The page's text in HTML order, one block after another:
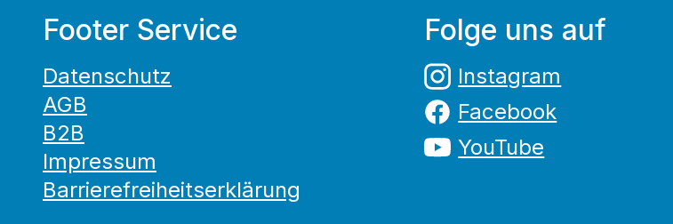
Footer Service
Datenschutz
AGB
B2B
Impressum
Barrierefreiheitserklärung
Folge uns auf
Instagram
Facebook
YouTube